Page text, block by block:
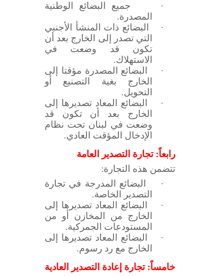
·
جميع البضائع الوطنية
المصدرة.
·
البضائع ذات المنشأ الأجنبي
التي تصدر إلى الخارج بعد أن
تكون قد وضعت في
الاستهلاك.
·
البضائع المصدرة مؤقتا إلى
الخارج بغية التصنيع أو
التحويل.
·
البضائع المعاد تصديرها إلى
الخارج بعد أن تكون قد
وضعت في لبنان تحت نظام
الإدخال المؤقت العادي.
رابعاً: تجارة التصدير العامة
تتضمن هذه التجارة:
·
البضائع المدرجة في تجارة
التصدير الخاصة.
·
البضائع المعاد تصديرها إلى
الخارج من المخازن أو من
المستودعات الجمركية.
·
البضائع المعاد تصديرها إلى
الخارج مع رد رسوم.
خامساً: تجارة إعادة التصدير العادية